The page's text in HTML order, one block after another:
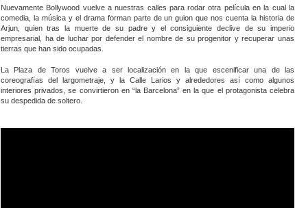
Nuevamente Bollywood vuelve a nuestras calles para rodar otra película en la cual la
comedia, la música y el drama forman parte de un guion que nos cuenta la historia de
Arjun, quien tras la muerte de su padre y el consiguiente declive de su imperio
empresarial, ha de luchar por defender el nombre de su progenitor y recuperar unas
tierras que han sido ocupadas.
La Plaza de Toros vuelve a ser localización en la que escenificar una de las
coreografías del largometraje, y la Calle Larios y alrededores así como algunos
interiores privados, se convirtieron en “la Barcelona” en la que el protagonista celebra
su despedida de soltero.